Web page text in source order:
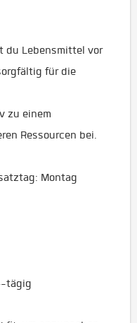
du Lebensmittel vor
für die
zu einem
Ressourcen bei.
Montag
tägig